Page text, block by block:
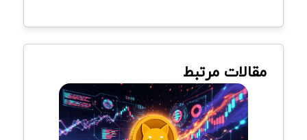
مقالات مرتبط